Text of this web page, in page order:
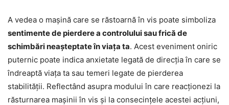
A vedea o mașină care se răstoarnă în vis poate simboliza
sentimente de pierdere a controlului sau frică de
schimbări neașteptate în viața ta. Acest eveniment oniric
puternic poate indica anxietate legată de direcția în care se
îndreaptă viața ta sau temeri legate de pierderea
stabilității. Reflectând asupra modului în care reacționezi la
răsturnarea mașinii în vis și la consecințele acestei acțiuni,